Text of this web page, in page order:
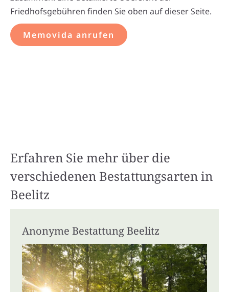
Friedhofsgebühren finden Sie oben auf dieser Seite.
Memovida anrufen
Erfahren Sie mehr über die
verschiedenen Bestattungsarten in
Beelitz
Anonyme Bestattung Beelitz